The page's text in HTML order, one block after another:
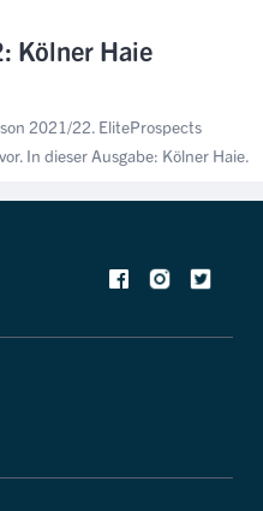
Kölner Haie
2021/22. EliteProspects
In dieser Ausgabe: Kölner Haie.